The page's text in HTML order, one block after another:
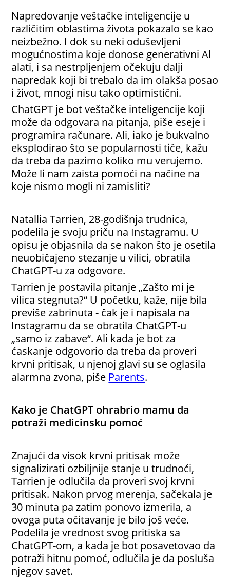
Napredovanje veštačke inteligencije u
različitim oblastima života pokazalo se kao
neizbežno. I dok su neki oduševljeni
mogućnostima koje donose generativni Al
alati, i sa nestrpljenjem očekuju dalji
napredak koji bi trebalo da im olakša posao
i život, mnogi nisu tako optimistični.
ChatGPT je bot veštačke inteligencije koji
može da odgovara na pitanja, piše eseje i
programira računare. Ali, iako je bukvalno
eksplodirao što se popularnosti tiče, kažu
da treba da pazimo koliko mu verujemo.
Može li nam zaista pomoći na načine na
koje nismo mogli ni zamisliti?
Natallia Tarrien, 28-godišnja trudnica,
podelila je svoju priču na Instagramu. U
opisu je objasnila da se nakon što je osetila
neuobičajeno stezanje u vilici, obratila
ChatGPT-u za odgovore.
Tarrien je postavila pitanje „Zašto mi je
vilica stegnuta?“ U početku, kaže, nije bila
previše zabrinuta - čak je i napisala na
Instagramu da se obratila ChatGPT-u
„samo iz zabave“. Ali kada je bot za
ćaskanje odgovorio da treba da proveri
krvni pritisak, u njenoj glavi su se oglasila
alarmna zvona, piše Parents.
Kako je ChatGPT ohrabrio mamu da
potraži medicinsku pomoć
Znajući da visok krvni pritisak može
signalizirati ozbiljnije stanje u trudnoći,
Tarrien je odlučila da proveri svoj krvni
pritisak. Nakon prvog merenja, sačekala je
30 minuta pa zatim ponovo izmerila, a
ovoga puta očitavanje je bilo još veće.
Podelila je vrednost svog pritiska sa
ChatGPT-om, a kada je bot posavetovao da
potraži hitnu pomoć, odlučila je da posluša
njegov savet.